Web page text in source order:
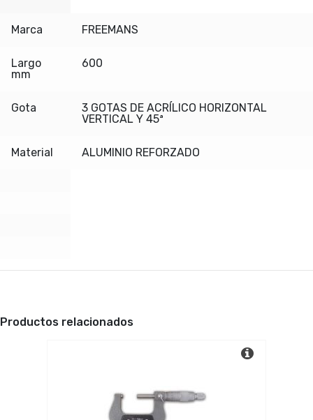
Marca FREEMANS
Largo
mm
600
Gota
3 GOTAS DE ACRÍLICO HORIZONTAL
VERTICAL Y 45ª
Material ALUMINIO REFORZADO
Productos relacionados